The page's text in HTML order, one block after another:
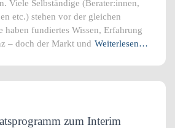
Viele Selbständige (Berater:innen,
etc.) stehen vor der gleichen
haben fundiertes Wissen, Erfahrung
– doch der Markt und Weiterlesen…
zum Interim